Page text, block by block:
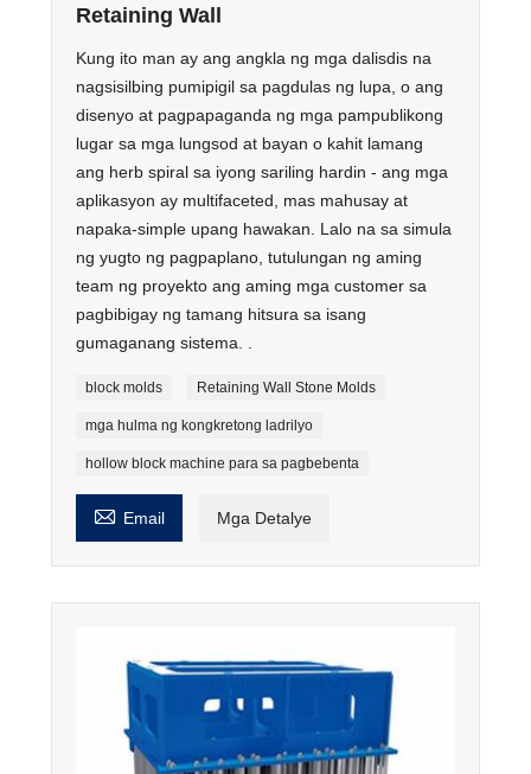
Retaining Wall
Kung ito man ay ang angkla ng mga dalisdis na
nagsisilbing pumipigil sa pagdulas ng lupa, o ang
disenyo at pagpapaganda ng mga pampublikong
lugar sa mga lungsod at bayan o kahit lamang
ang herb spiral sa iyong sariling hardin - ang mga
aplikasyon ay multifaceted, mas mahusay at
napaka-simple upang hawakan. Lalo na sa simula
ng yugto ng pagpaplano, tutulungan ng aming
team ng proyekto ang aming mga customer sa
pagbibigay ng tamang hitsura sa isang
gumaganang sistema. .
block molds Retaining Wall Stone Molds
mga hulma ng kongkretong ladrilyo
hollow block machine para sa pagbebenta
 Email Mga Detalye